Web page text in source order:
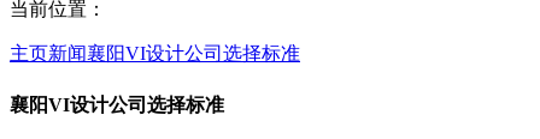
当前位置：
主页新闻襄阳VI设计公司选择标准
襄阳VI设计公司选择标准